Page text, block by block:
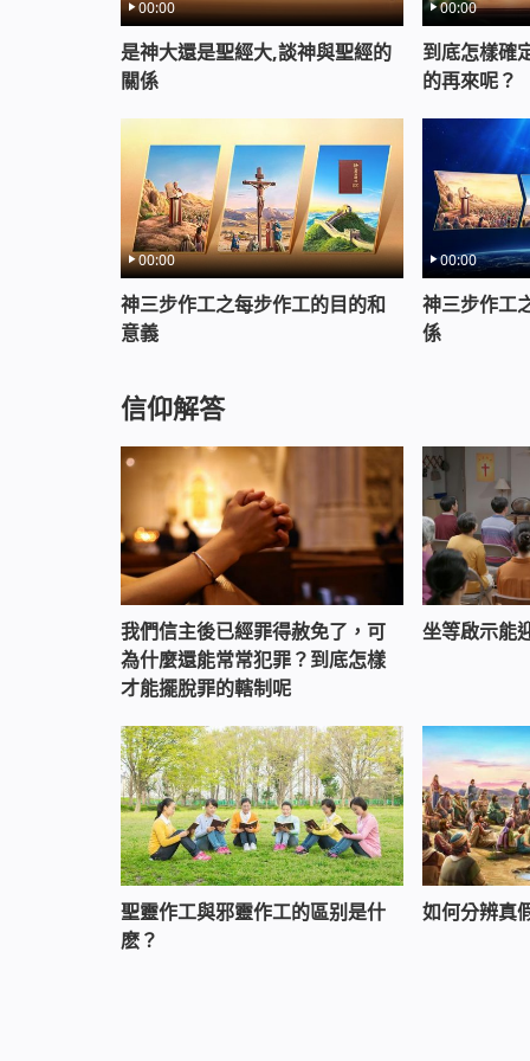
00:00
是神大還是聖經大,談神與聖經的
關係
00:00
到底怎樣確
的再來呢？
00:00
神三步作工之每步作工的目的和
意義
00:00
神三步作工
係
信仰解答
我們信主後已經罪得赦免了，可
為什麼還能常常犯罪？到底怎樣
才能擺脫罪的轄制呢
坐等啟示能
聖靈作工與邪靈作工的區别是什
麽？
如何分辨真